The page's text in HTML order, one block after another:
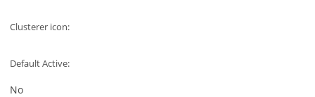
Clusterer icon:
Default Active:
No